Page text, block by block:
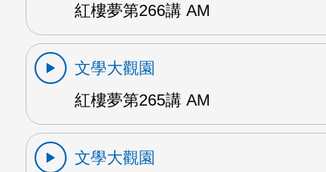
紅樓夢第266講 AM
文學大觀園
紅樓夢第265講 AM
文學大觀園